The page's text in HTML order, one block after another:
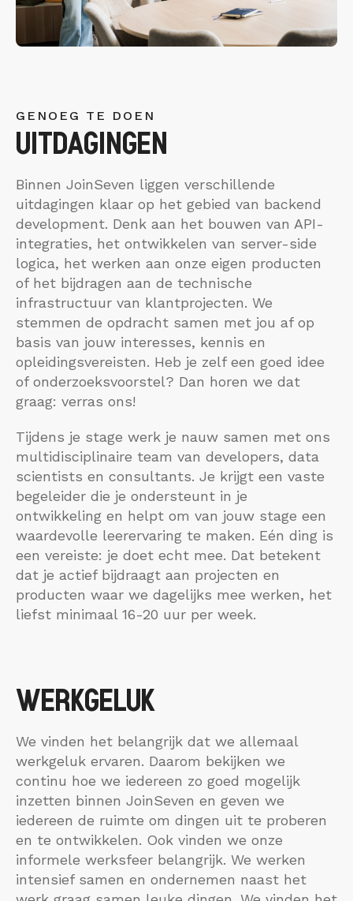
GENOEG TE DOEN
UITDAGINGEN
Binnen JoinSeven liggen verschillende
uitdagingen klaar op het gebied van backend
development. Denk aan het bouwen van API-
integraties, het ontwikkelen van server-side
logica, het werken aan onze eigen producten
of het bijdragen aan de technische
infrastructuur van klantprojecten. We
stemmen de opdracht samen met jou af op
basis van jouw interesses, kennis en
opleidingsvereisten. Heb je zelf een goed idee
of onderzoeksvoorstel? Dan horen we dat
graag: verras ons!
Tijdens je stage werk je nauw samen met ons
multidisciplinaire team van developers, data
scientists en consultants. Je krijgt een vaste
begeleider die je ondersteunt in je
ontwikkeling en helpt om van jouw stage een
waardevolle leerervaring te maken. Eén ding is
een vereiste: je doet echt mee. Dat betekent
dat je actief bijdraagt aan projecten en
producten waar we dagelijks mee werken, het
liefst minimaal 16-20 uur per week.
WERKGELUK
We vinden het belangrijk dat we allemaal
werkgeluk ervaren. Daarom bekijken we
continu hoe we iedereen zo goed mogelijk
inzetten binnen JoinSeven en geven we
iedereen de ruimte om dingen uit te proberen
en te ontwikkelen. Ook vinden we onze
informele werksfeer belangrijk. We werken
intensief samen en ondernemen naast het